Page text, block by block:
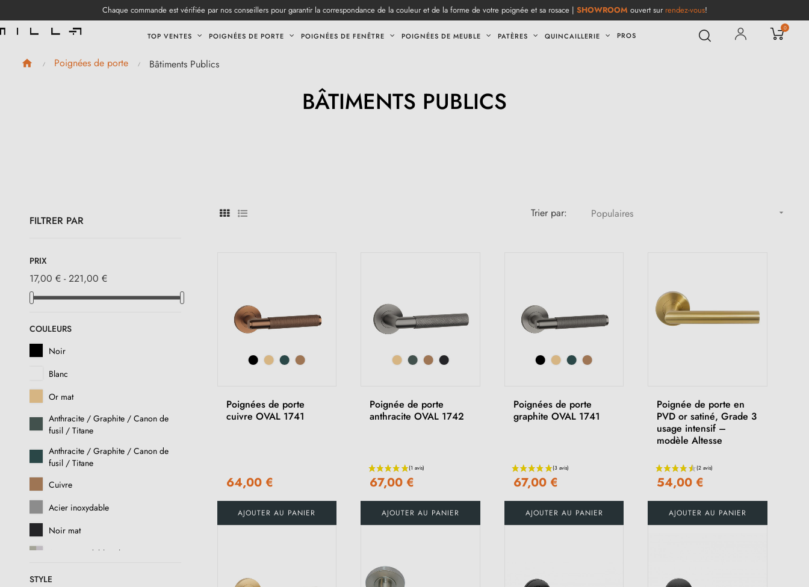
Chaque commande est vérifiée par nos conseillers pour garantir la correspondance de la couleur et de la forme de votre poignée et sa rosace | SHOWROOM ouvert sur rendez-vous!
TOP VENTES POIGNÉES DE PORTE POIGNÉES DE FENÊTRE POIGNÉES DE MEUBLE PATÈRES QUINCAILLERIE PROS
0
Poignées de porte Bâtiments Publics
BÂTIMENTS PUBLICS
FILTRER PAR
PRIX
17,00 € - 221,00 €
COULEURS
Noir
Blanc
Or mat
Anthracite / Graphite / Canon de
fusil / Titane
Anthracite / Graphite / Canon de
fusil / Titane
Cuivre
Acier inoxydable
Noir mat
Acier inoxydable/Chrome mat
STYLE
Trier par: Populaires 
Poignées de porte
cuivre OVAL 1741
64,00 €
AJOUTER AU PANIER
Poignée de porte
anthracite OVAL 1742
67,00 €
AJOUTER AU PANIER
Poignées de porte
graphite OVAL 1741
67,00 €
AJOUTER AU PANIER
Poignée de porte en
PVD or satiné, Grade 3
usage intensif –
modèle Altesse
54,00 €
AJOUTER AU PANIER